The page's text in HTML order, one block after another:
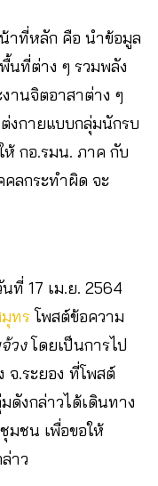
าที่หลัก คือ นำข้อมูล
นที่ต่าง ๆ รวมพลัง
านจิตอาสาต่าง ๆ
งกายแบบกลุ่มนักรบ
กอ.รมน. ภาค กับ
ลกระทำผิด จะ
ที่ 17 เม.ย. 2564
ทรโพสต์ข้อความ
วงโดยเป็นการไป
จ.ระยอง ที่โพสต์
งกล่าวได้เดินทาง
มชน เพื่อขอให้
าว